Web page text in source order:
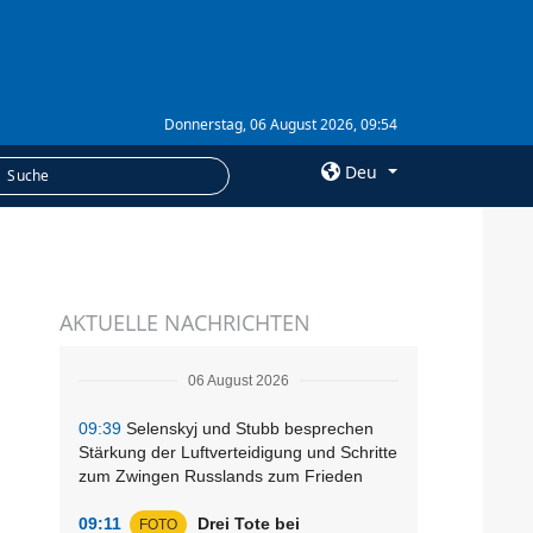
Donnerstag, 06 August 2026, 09:54
Deu
Abonnement
AKTUELLE NACHRICHTEN
06 August 2026
09:39 Selenskyj und Stubb besprechen
Stärkung der Luftverteidigung und Schritte
zum Zwingen Russlands zum Frieden
09:11 FOTO
Drei Tote bei